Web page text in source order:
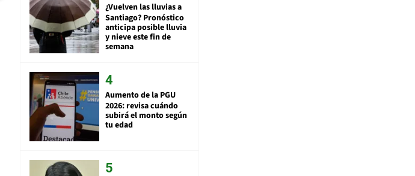
¿Vuelven las lluvias a
Santiago? Pronóstico
anticipa posible lluvia
y nieve este fin de
semana
Aumento de la PGU
2026: revisa cuándo
subirá el monto según
tu edad